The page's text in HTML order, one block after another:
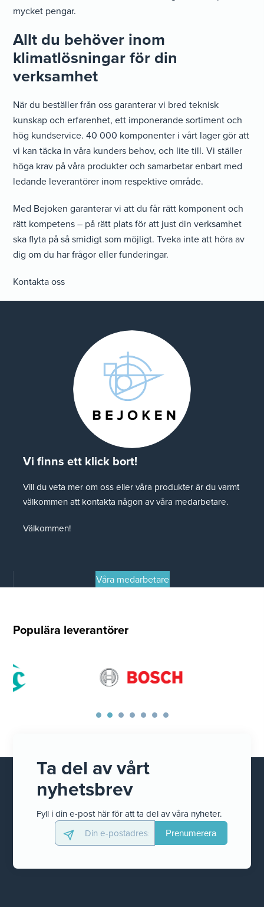
mycket pengar.
Allt du behöver inom
klimatlösningar för din
verksamhet
När du beställer från oss garanterar vi bred teknisk
kunskap och erfarenhet, ett imponerande sortiment och
hög kundservice. 40 000 komponenter i vårt lager gör att
vi kan täcka in våra kunders behov, och lite till. Vi ställer
höga krav på våra produkter och samarbetar enbart med
ledande leverantörer inom respektive område.
Med Bejoken garanterar vi att du får rätt komponent och
rätt kompetens – på rätt plats för att just din verksamhet
ska flyta på så smidigt som möjligt. Tveka inte att höra av
dig om du har frågor eller funderingar.
Kontakta oss
Vi finns ett klick bort!
Vill du veta mer om oss eller våra produkter är du varmt
välkommen att kontakta någon av våra medarbetare.
Välkommen!
Våra medarbetare
Populära leverantörer
Ta del av vårt
nyhetsbrev
Fyll i din e-post här för att ta del av våra nyheter.